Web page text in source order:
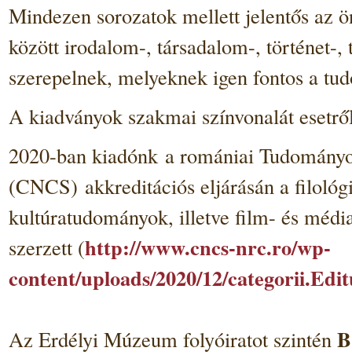
Mindezen sorozatok mellett jelentős az
között irodalom-, társadalom-, történet-,
szerepelnek, melyeknek igen fontos a
A kiadványok szakmai színvonalát
2020-ban kiadónk a romániai
(CNCS) akkreditációs eljárásán a
kultúratudományok, illetve film- és
szerzett (http://www.cncs-nrc.ro/wp-
content/uploads/2020/12/
Az Erdélyi Múzeum folyóiratot szintén B